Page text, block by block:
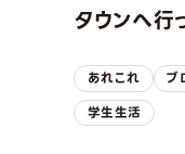
タウンへ行
あれこれ ブ
学生生活